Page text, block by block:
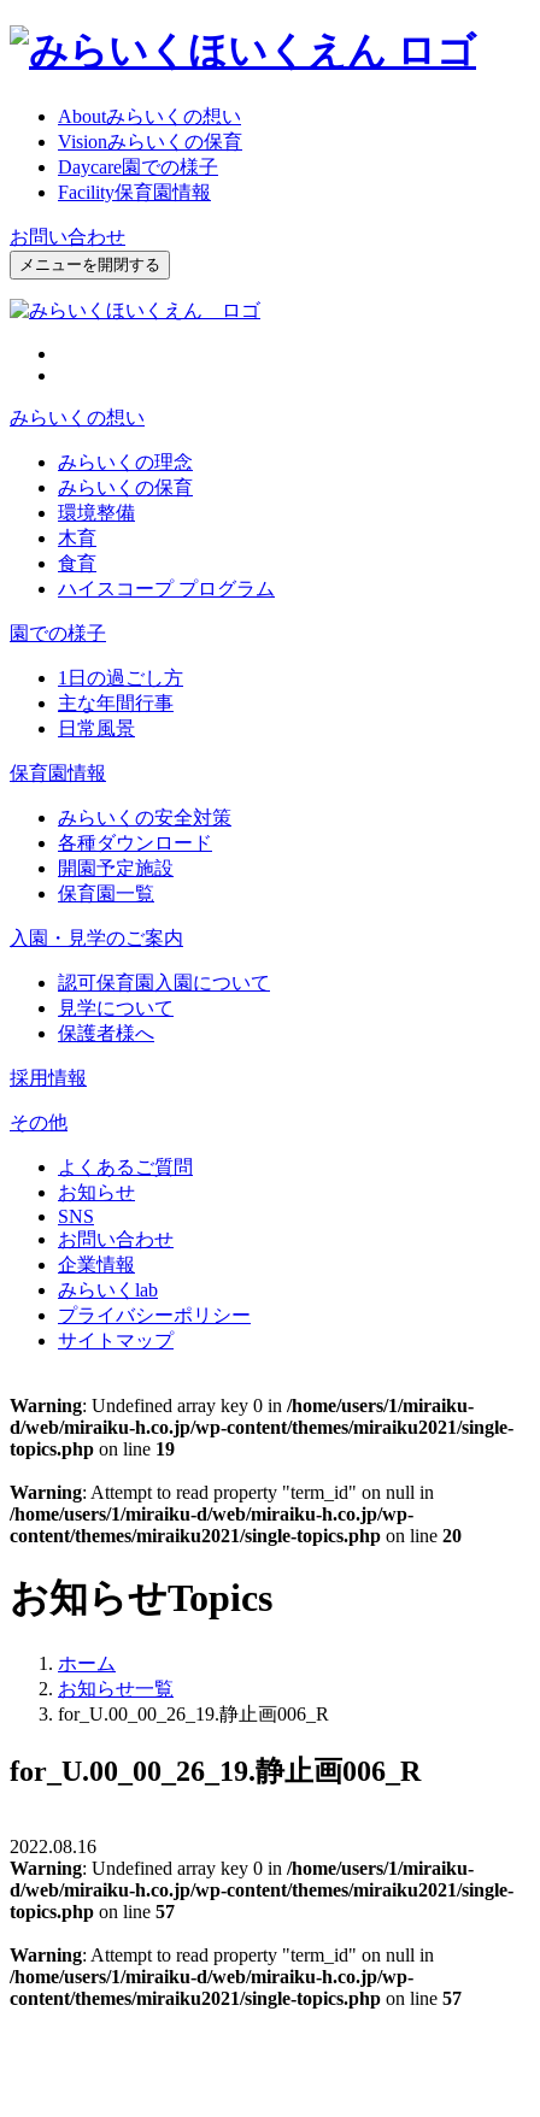
Aboutみらいくの想い
Visionみらいくの保育
Daycare園での様子
Facility保育園情報
お問い合わせ
メニューを開閉する
みらいくの想い
みらいくの理念
みらいくの保育
環境整備
木育
食育
ハイスコープ プログラム
園での様子
1日の過ごし方
主な年間行事
日常風景
保育園情報
みらいくの安全対策
各種ダウンロード
開園予定施設
保育園一覧
入園・見学のご案内
認可保育園入園について
見学について
保護者様へ
採用情報
その他
よくあるご質問
お知らせ
SNS
お問い合わせ
企業情報
みらいくlab
プライバシーポリシー
サイトマップ
Warning: Undefined array key 0 in /home/users/1/miraiku-
d/web/miraiku-h.co.jp/wp-content/themes/miraiku2021/single-
topics.php on line 19
Warning: Attempt to read property "term_id" on null in
/home/users/1/miraiku-d/web/miraiku-h.co.jp/wp-
content/themes/miraiku2021/single-topics.php on line 20
お知らせTopics
ホーム
お知らせ一覧
for_U.00_00_26_19.静止画006_R
for_U.00_00_26_19.静止画006_R
2022.08.16
Warning: Undefined array key 0 in /home/users/1/miraiku-
d/web/miraiku-h.co.jp/wp-content/themes/miraiku2021/single-
topics.php on line 57
Warning: Attempt to read property "term_id" on null in
/home/users/1/miraiku-d/web/miraiku-h.co.jp/wp-
content/themes/miraiku2021/single-topics.php on line 57